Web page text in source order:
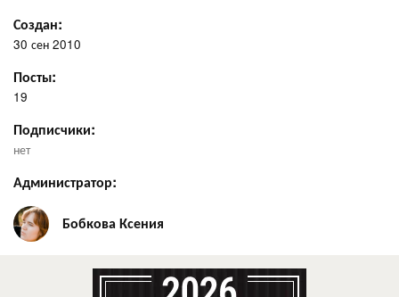
Создан:
30 сен 2010
Посты:
19
Подписчики:
нет
Администратор:
Бобкова Ксения